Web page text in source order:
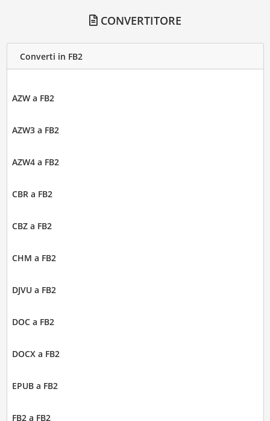
CONVERTITORE
Converti in FB2
AZW a FB2
AZW3 a FB2
AZW4 a FB2
CBR a FB2
CBZ a FB2
CHM a FB2
DJVU a FB2
DOC a FB2
DOCX a FB2
EPUB a FB2
FB2 a FB2